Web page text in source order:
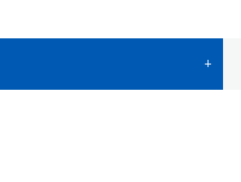
+